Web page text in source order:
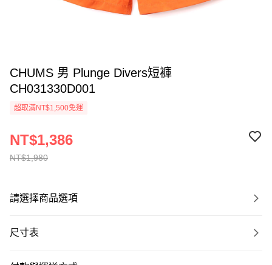
CHUMS 男 Plunge Divers短褲
CH031330D001
超取滿NT$1,500免運
NT$1,980
NT$1,386
請選擇商品選項
尺寸表